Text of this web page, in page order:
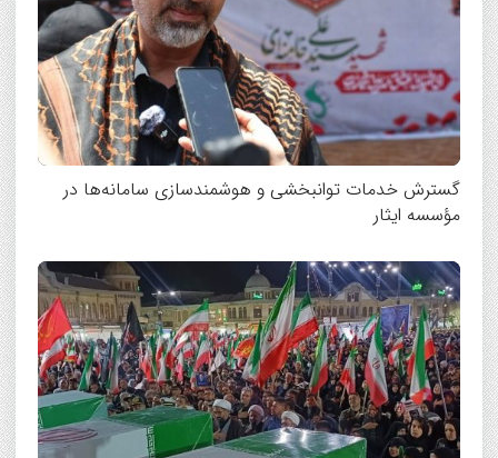
گسترش خدمات توانبخشی و هوشمندسازی سامانه‌ها در
مؤسسه ایثار